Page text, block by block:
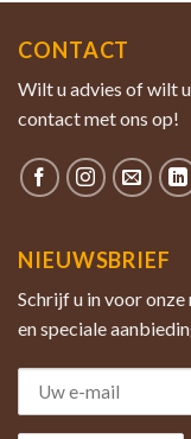
CONTACT
Wilt u advies of wilt
contact met ons op!
NIEUWSBRIEF
Schrijf u in voor
en speciale